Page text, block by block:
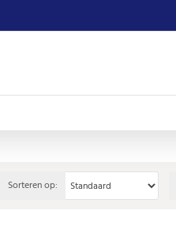
Sorteren op: